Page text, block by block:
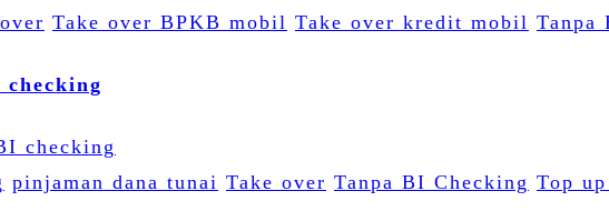
Take over BPKB mobil Take over kredit mobil Tanpa
pinjaman dana tunai Take over Tanpa BI Checking Top